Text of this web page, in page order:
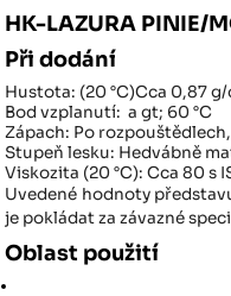
HK-LAZURA PINIE/
Při dodání
Hustota: (20 °C)Cca 0,87 g/
Bod vzplanutí: a gt; 60 °C
Zápach: Po
Stupeň lesku: Hedvábně
Viskozita (20 °C):Cca 80 s
Uvedené hodnoty
je pokládat za závazné
Oblast použití